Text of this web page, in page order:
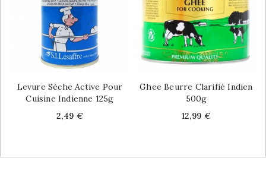
Levure Sèche Active Pour
Cuisine Indienne 125g
Price
2,49 €
Ghee Beurre Clarifié Indien
500g
Price
12,99 €